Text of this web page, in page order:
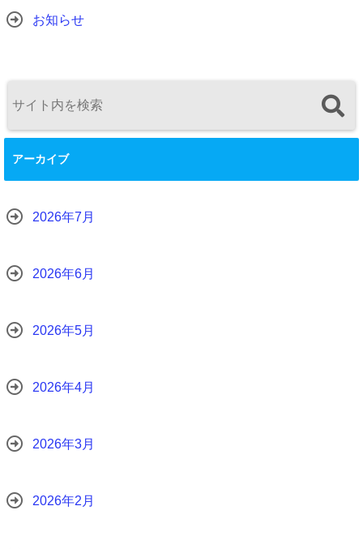
お知らせ
アーカイブ
2026年7月
2026年6月
2026年5月
2026年4月
2026年3月
2026年2月